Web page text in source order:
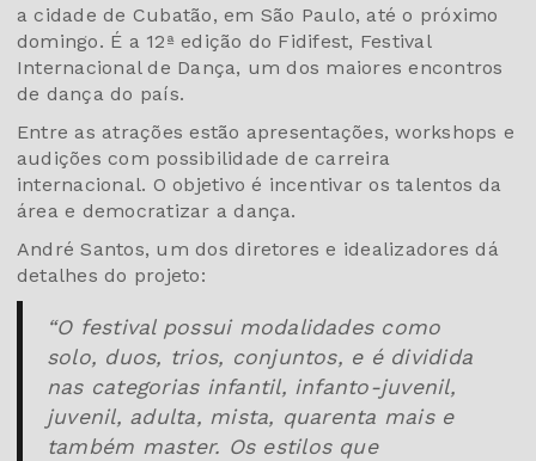
a cidade de Cubatão, em São Paulo, até o próximo
domingo. É a 12ª edição do Fidifest, Festival
Internacional de Dança, um dos maiores encontros
de dança do país.
Entre as atrações estão apresentações, workshops e
audições com possibilidade de carreira
internacional. O objetivo é incentivar os talentos da
área e democratizar a dança.
André Santos, um dos diretores e idealizadores dá
detalhes do projeto:
“O festival possui modalidades como
solo, duos, trios, conjuntos, e é dividida
nas categorias infantil, infanto-juvenil,
juvenil, adulta, mista, quarenta mais e
também master. Os estilos que